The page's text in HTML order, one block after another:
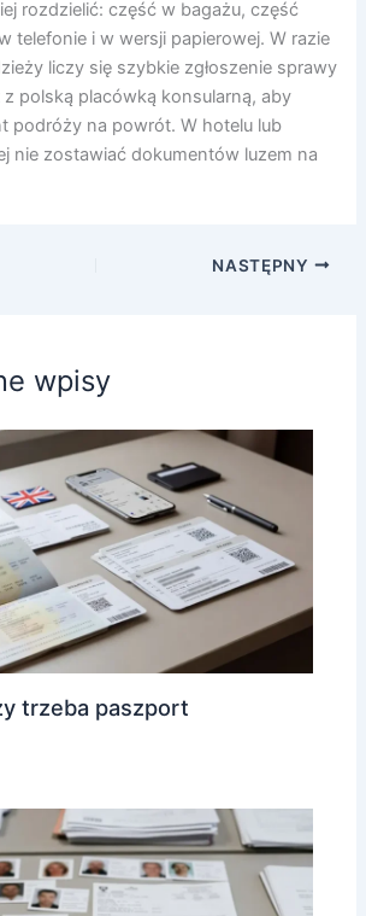
rozdzielić: część w bagażu, część
telefonie i w wersji papierowej. W razie
liczy się szybkie zgłoszenie sprawy
polską placówką konsularną, aby
podróży na powrót. W hotelu lub
nie zostawiać dokumentów luzem na
NASTĘPNY
wpisy
trzeba paszport